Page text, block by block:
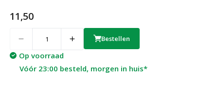
11,50
Bestellen
Op voorraad
Vóór 23:00 besteld, morgen in huis*